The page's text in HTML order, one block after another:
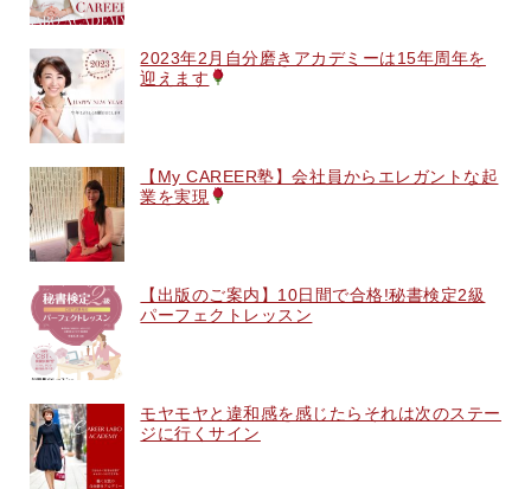
2023年2月自分磨きアカデミーは15年周年を
迎えます
【My CAREER塾】会社員からエレガントな起
業を実現
【出版のご案内】10日間で合格!秘書検定2級
パーフェクトレッスン
モヤモヤと違和感を感じたらそれは次のステー
ジに行くサイン